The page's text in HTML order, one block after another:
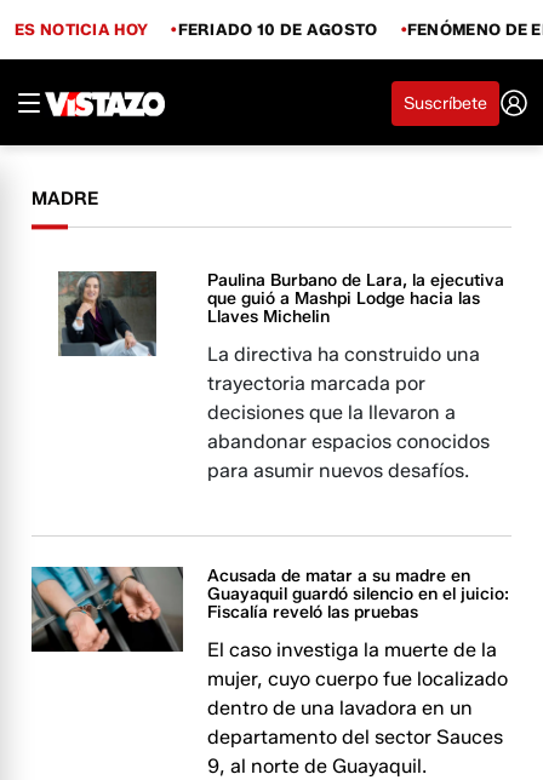
ES NOTICIA HOY FERIADO 10 DE AGOSTO FENÓMENO DE
Suscríbete
MADRE
Paulina Burbano de Lara, la ejecutiva
que guió a Mashpi Lodge hacia las
Llaves Michelin
La directiva ha construido una
trayectoria marcada por
decisiones que la llevaron a
abandonar espacios conocidos
para asumir nuevos desafíos.
Acusada de matar a su madre en
Guayaquil guardó silencio en el juicio:
Fiscalía reveló las pruebas
El caso investiga la muerte de la
mujer, cuyo cuerpo fue localizado
dentro de una lavadora en un
departamento del sector Sauces
9, al norte de Guayaquil.